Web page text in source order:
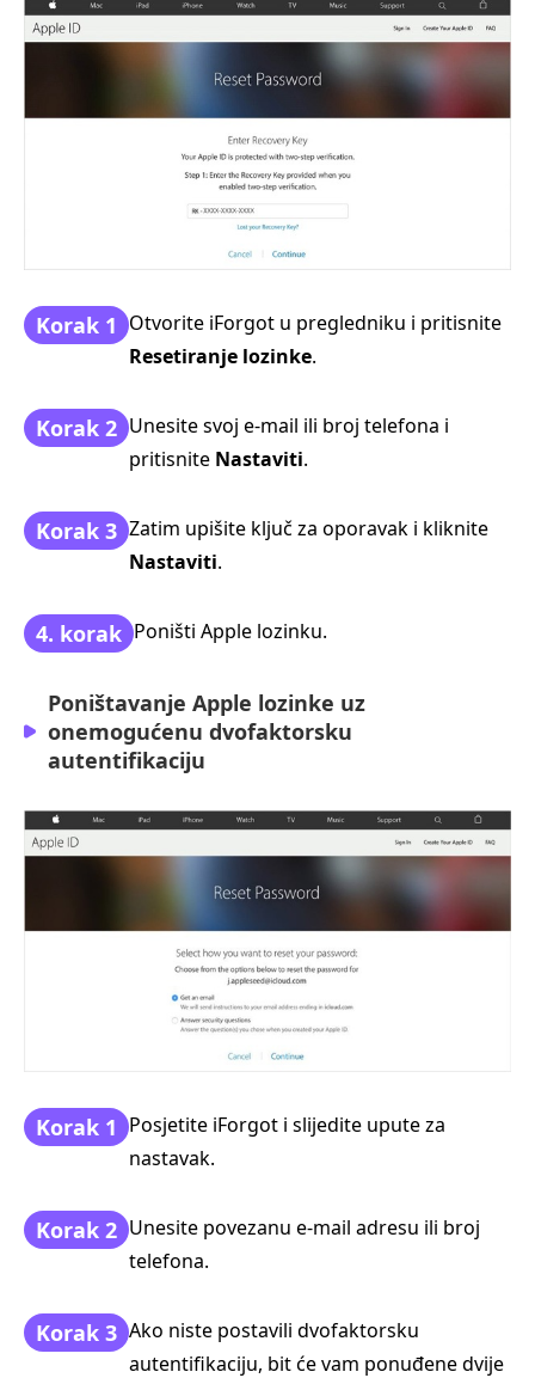
Korak 1 Otvorite iForgot u pregledniku i pritisnite
Resetiranje lozinke.
Korak 2 Unesite svoj e‑mail ili broj telefona i
pritisnite Nastaviti.
Korak 3 Zatim upišite ključ za oporavak i kliknite
Nastaviti.
4. korak Poništi Apple lozinku.
Poništavanje Apple lozinke uz
onemogućenu dvofaktorsku
autentifikaciju
Korak 1 Posjetite iForgot i slijedite upute za
nastavak.
Korak 2 Unesite povezanu e‑mail adresu ili broj
telefona.
Korak 3 Ako niste postavili dvofaktorsku
autentifikaciju, bit će vam ponuđene dvije